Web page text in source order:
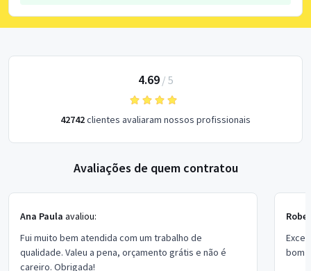
4.69/ 5
42742clientes avaliaram nossos profissionais
Avaliações de quem contratou
Ana Paula avaliou:
Fui muito bem atendida com um trabalho de
qualidade. Valeu a pena, orçamento grátis e não é
careiro. Obrigada!
bom